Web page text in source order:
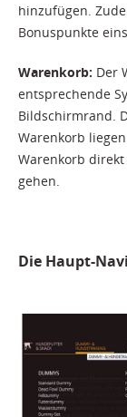
hinzufügen.
Bonuspunkte
Warenkorb: Der
entsprechende
Bildschirmrand.
Warenkorb
Warenkorb
gehen.
Die Haupt-